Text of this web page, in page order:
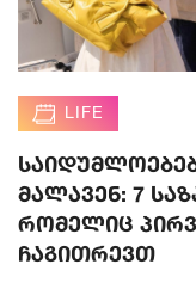
LIFE
მალავენ: 7
რომელიც
ჩაგითრევთ